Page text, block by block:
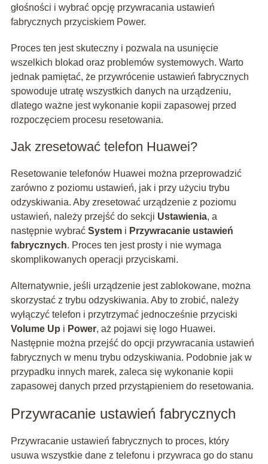
głośności i wybrać opcję przywracania ustawień
fabrycznych przyciskiem Power.
Proces ten jest skuteczny i pozwala na usunięcie
wszelkich blokad oraz problemów systemowych. Warto
jednak pamiętać, że przywrócenie ustawień fabrycznych
spowoduje utratę wszystkich danych na urządzeniu,
dlatego ważne jest wykonanie kopii zapasowej przed
rozpoczęciem procesu resetowania.
Jak zresetować telefon Huawei?
Resetowanie telefonów Huawei można przeprowadzić
zarówno z poziomu ustawień, jak i przy użyciu trybu
odzyskiwania. Aby zresetować urządzenie z poziomu
ustawień, należy przejść do sekcji Ustawienia, a
następnie wybrać Systemi Przywracanie ustawień
fabrycznych. Proces ten jest prosty i nie wymaga
skomplikowanych operacji przyciskami.
Alternatywnie, jeśli urządzenie jest zablokowane, można
skorzystać z trybu odzyskiwania. Aby to zrobić, należy
wyłączyć telefon i przytrzymać jednocześnie przyciski
Volume Up i Power, aż pojawi się logo Huawei.
Następnie można przejść do opcji przywracania ustawień
fabrycznych w menu trybu odzyskiwania. Podobnie jak w
przypadku innych marek, zaleca się wykonanie kopii
zapasowej danych przed przystąpieniem do resetowania.
Przywracanie ustawień fabrycznych
Przywracanie ustawień fabrycznych to proces, który
usuwa wszystkie dane z telefonu i przywraca go do stanu